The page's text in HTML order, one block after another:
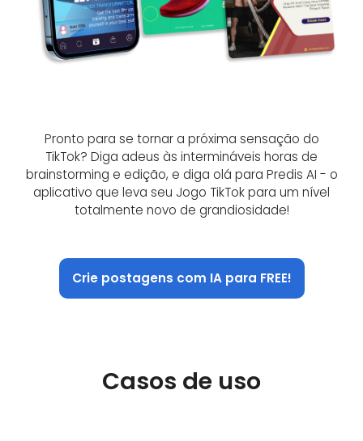
Pronto para se tornar a próxima sensação do
TikTok? Diga adeus às intermináveis ​​horas de
brainstorming e edição, e diga olá para Predis AI - o
aplicativo que leva seu Jogo TikTok para um nível
totalmente novo de grandiosidade!
Crie postagens com IA para FREE!
Casos de uso